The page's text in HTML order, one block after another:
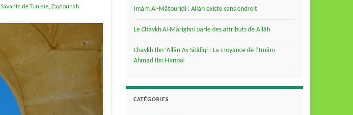
Savants de Tunisie, Zaytounah Imâm Al-Mâtourîdi : Allâh existe sans endroit
Le Chaykh Al-Mârighni parle des attributs de Allâh
Chaykh Ibn ‘Allân As-Siddîqi : La croyance de l’Imâm
Ahmad Ibn Hanbal
CATÉGORIES